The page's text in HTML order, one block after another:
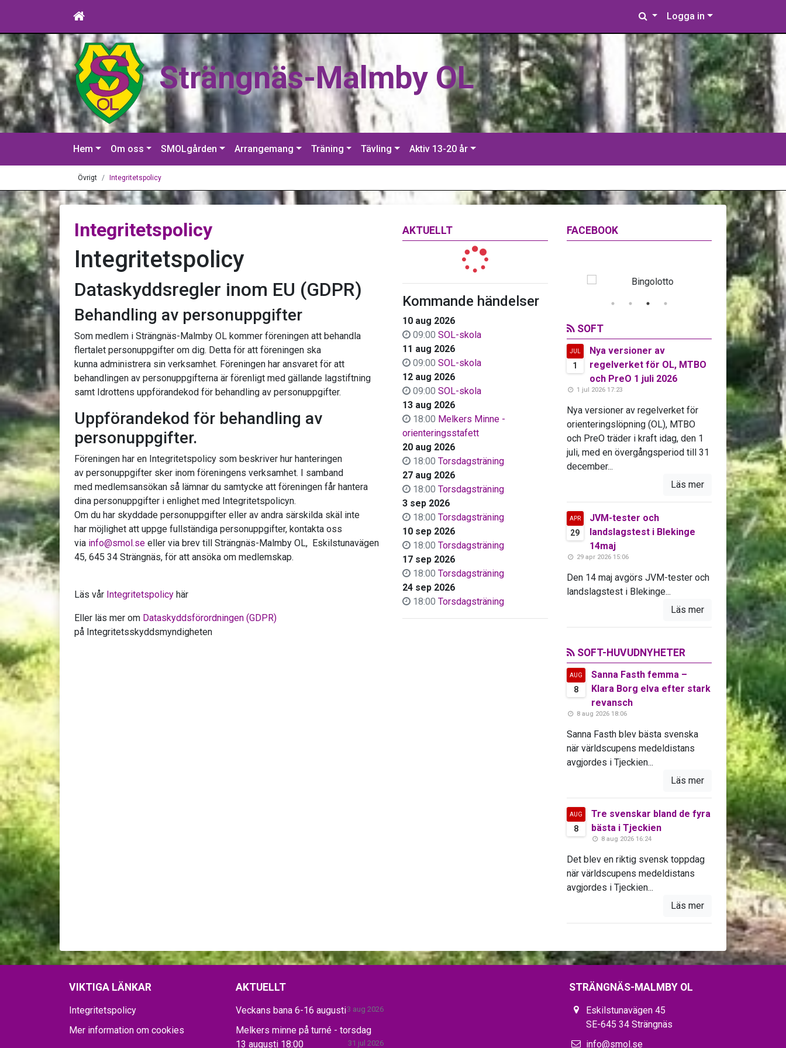
Logga in
Strängnäs-Malmby OL
Hem Om oss SMOLgården Arrangemang Träning Tävling Aktiv 13-20 år
Övrigt Integritetspolicy
AKTUELLT
Kommande händelser
10 aug 2026
09:00 SOL-skola
11 aug 2026
09:00 SOL-skola
12 aug 2026
09:00 SOL-skola
13 aug 2026
18:00 Melkers Minne -
orienteringsstafett
20 aug 2026
18:00 Torsdagsträning
27 aug 2026
18:00 Torsdagsträning
3 sep 2026
18:00 Torsdagsträning
10 sep 2026
18:00 Torsdagsträning
17 sep 2026
18:00 Torsdagsträning
24 sep 2026
18:00 Torsdagsträning
Integritetspolicy
Integritetspolicy
Dataskyddsregler inom EU (GDPR)
Behandling av personuppgifter
Som medlem i Strängnäs-Malmby OL kommer föreningen att behandla
flertalet personuppgifter om dig. Detta för att föreningen ska
kunna administrera sin verksamhet. Föreningen har ansvaret för att
behandlingen av personuppgifterna är förenligt med gällande lagstiftning
samt Idrottens uppförandekod för behandling av personuppgifter.
Uppförandekod för behandling av
personuppgifter.
Föreningen har en Integritetspolicy som beskriver hur hanteringen
av personuppgifter sker inom föreningens verksamhet. I samband
med medlemsansökan så lämnar du samtycke att föreningen får hantera
dina personuppgifter i enlighet med Integritetspolicyn.
Om du har skyddade personuppgifter eller av andra särskilda skäl inte
har möjlighet att uppge fullständiga personuppgifter, kontakta oss
via info@smol.se eller via brev till Strängnäs-Malmby OL, Eskilstunavägen
45, 645 34 Strängnäs, för att ansöka om medlemskap.
Läs vår Integritetspolicy här
Eller läs mer om Dataskyddsförordningen (GDPR)
på Integritetsskyddsmyndigheten
FACEBOOK
SOFT
JUL
1
Nya versioner av
regelverket för OL, MTBO
och PreO 1 juli 2026
1 jul 2026 17:23
Nya versioner av regelverket för
orienteringslöpning (OL), MTBO
och PreO träder i kraft idag, den 1
juli, med en övergångsperiod till 31
december...
Läs mer
APR
29
JVM-tester och
landslagstest i Blekinge
14maj
29 apr 2026 15:06
Den 14 maj avgörs JVM-tester och
landslagstest i Blekinge...
Läs mer
SOFT-HUVUDNYHETER
AUG
8
Sanna Fasth femma –
Klara Borg elva efter stark
revansch
8 aug 2026 18:06
Sanna Fasth blev bästa svenska
när världscupens medeldistans
avgjordes i Tjeckien...
Läs mer
AUG
8
Tre svenskar bland de fyra
bästa i Tjeckien
8 aug 2026 16:24
Det blev en riktig svensk toppdag
när världscupens medeldistans
avgjordes i Tjeckien...
Läs mer
VIKTIGA LÄNKAR
Integritetspolicy
Mer information om cookies
AKTUELLT
Veckans bana 6-16 augusti3 aug 2026
Melkers minne på turné - torsdag
13 augusti 18:00
31 jul 2026
STRÄNGNÄS-MALMBY OL
Eskilstunavägen 45
SE-645 34 Strängnäs
info@smol.se